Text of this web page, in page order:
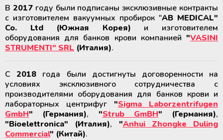
Шейкеры и инкубаторы для
тромбоцитов
Быстрозамораживатели плазмы
Размораживатели плазмы крови и
стволовых клеток
ТермоСумки для транспортировки
компонентов крови
Система круглосуточного
мониторинга температуры
(Дистанционный температурный
мониторинг)
холодильному оборудованию
Индикаторы и тесты для
стерилизации и мониторинга
оборудования
Рулоны и пакеты для
стерилизации
В 2017году были подписаны эксклюзивные контракты
с изготовителем вакуумных пробирок "AB MEDICAL"
Co. Ltd (Южная Корея) и изготовителем
оборудования для банков крови компанией "VASINI
STRUMENTI" SRL (Италия).
С2018 года были достигнуты договоренности на
условиях эксклюзивного сотрудничества с
производителями оборудования для банков крови и
лабораторных центрифуг "Sigma Laborzentrifugen
GmbH" (Германия), "Strub GmBH" (Германия),
"Bioelettronica" (Италия), "Anhui Zhongke Duling
Commercial" (Китай).